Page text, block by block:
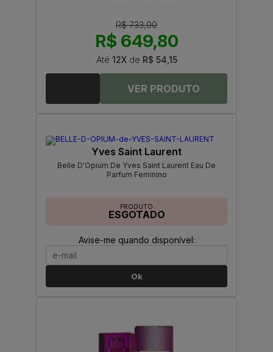
R$ 733,00
R$ 649,80
Até 12Xde R$ 54,15
Yves Saint Laurent
Belle D'Opium De Yves Saint Laurent Eau De
Parfum Feminino
PRODUTO
ESGOTADO
Avise-me quando disponível:
Ok